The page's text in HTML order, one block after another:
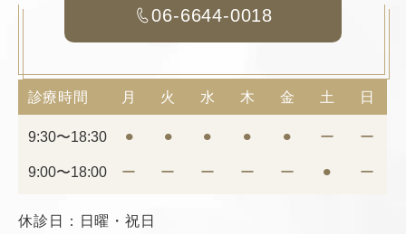
06-6644-0018
診療時間 月 火 水 木 金 土 日
9:30〜18:30 ⚫︎ ⚫︎ ⚫︎ ⚫︎ ⚫︎ ー ー
9:00〜18:00 ー ー ー ー ー ⚫︎ ー
休診日：日曜・祝日